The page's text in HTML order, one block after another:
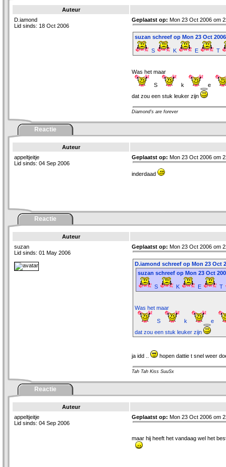
Auteur
D.iamond
Lid sinds: 18 Oct 2006
Geplaatst op: Mon 23 Oct 2006 om
suzan schreef op Mon 23 Oct
S K E T
Was het maar
S k
e
dat zou een stuk leuker zijn
Diamond's are forever
Reactie
Auteur
appeltjeitje
Lid sinds: 04 Sep 2006
Geplaatst op: Mon 23 Oct 2006 om
inderdaad
Reactie
Auteur
suzan
Lid sinds: 01 May 2006
Geplaatst op: Mon 23 Oct 2006 om
D.iamond schreef op Mon 23 Oct
suzan schreef op Mon 23 Oct
S K E T
Was het maar
S k
e
dat zou een stuk leuker zijn
ja idd .. hopen dattie t snel weer
Tah Tah Kiss SuuSx
Reactie
Auteur
appeltjeitje
Lid sinds: 04 Sep 2006
Geplaatst op: Mon 23 Oct 2006 om
maar hij heeft het vandaag wel het